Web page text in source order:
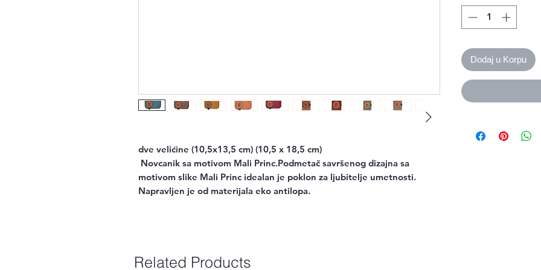
dve velićine (10,5x13,5 cm) (10,5 x 18,5 cm)
Novcanik sa motivom Mali Princ.Podmetač savršenog dizajna sa
motivom slike Mali Princ idealan je poklon za ljubitelje umetnosti.
Napravljen je od materijala eko antilopa.
Dodaj u Korpu
Related Products